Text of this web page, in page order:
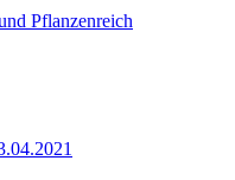
Pflanzenreich